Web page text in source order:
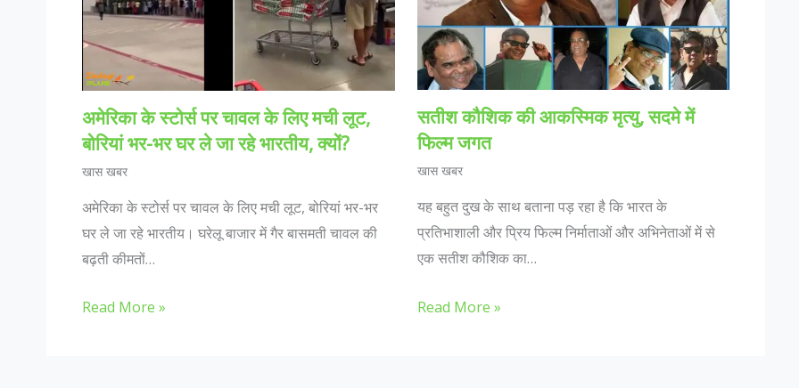
अमेरिका के स्टोर्स पर चावल के लिए मची लूट,
बोरियां भर-भर घर ले जा रहे भारतीय, क्यों?
खास खबर
अमेरिका के स्टोर्स पर चावल के लिए मची लूट, बोरियां भर-भर
घर ले जा रहे भारतीय। घरेलू बाजार में गैर बासमती चावल की
बढ़ती कीमतों…
Read More »
सतीश कौशिक की आकस्मिक मृत्यु, सदमे में
फिल्म जगत
खास खबर
यह बहुत दुख के साथ बताना पड़ रहा है कि भारत के
प्रतिभाशाली और प्रिय फिल्म निर्माताओं और अभिनेताओं में से
एक सतीश कौशिक का…
Read More »